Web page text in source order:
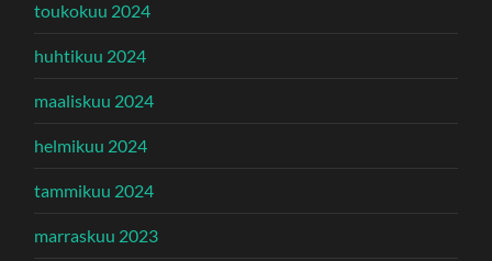
toukokuu 2024
huhtikuu 2024
maaliskuu 2024
helmikuu 2024
tammikuu 2024
marraskuu 2023